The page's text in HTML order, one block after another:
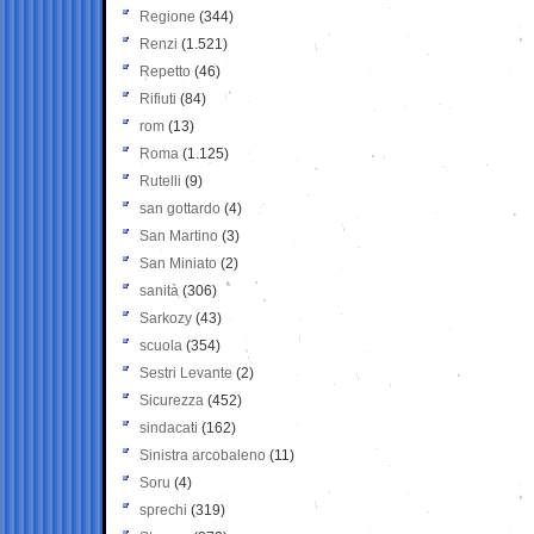
Regione (344)
Renzi (1.521)
Repetto (46)
Rifiuti (84)
rom (13)
Roma (1.125)
Rutelli (9)
san gottardo (4)
San Martino (3)
San Miniato (2)
sanità (306)
Sarkozy (43)
scuola (354)
Sestri Levante (2)
Sicurezza (452)
sindacati (162)
Sinistra arcobaleno (11)
Soru (4)
sprechi (319)